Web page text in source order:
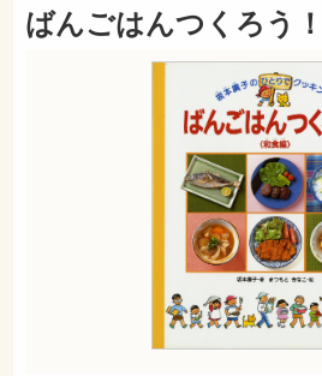
ばんごはんつくろう！